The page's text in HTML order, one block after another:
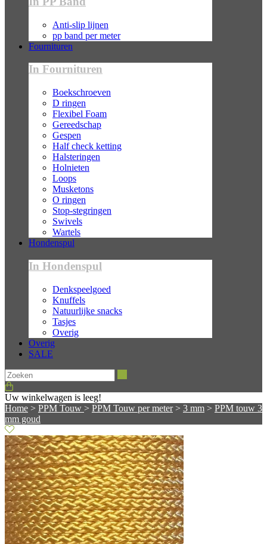
Anti-slip lijnen
pp band per meter
Fournituren
In Fournituren
Boekschroeven
D ringen
Flexibel Foam
Gereedschap
Gespen
Half check ketting
Halsteringen
Holnieten
Loops
Musketons
O ringen
Stop-stegringen
Swivels
Wartels
Hondenspul
In Hondenspul
Denkspeelgoed
Knuffels
Natuurlijke snacks
Tasjes
Overig
Overig
SALE
Uw winkelwagen is leeg!
Home > PPM Touw > PPM Touw per meter> 3 mm > PPM touw 3
mm goud